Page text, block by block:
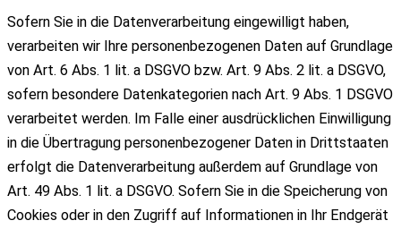
Sofern Sie in die Datenverarbeitung eingewilligt haben,
verarbeiten wir Ihre personenbezogenen Daten auf Grundlage
von Art. 6 Abs. 1 lit. a DSGVO bzw. Art. 9 Abs. 2 lit. a DSGVO,
sofern besondere Datenkategorien nach Art. 9 Abs. 1 DSGVO
verarbeitet werden. Im Falle einer ausdrücklichen Einwilligung
in die Übertragung personenbezogener Daten in Drittstaaten
erfolgt die Datenverarbeitung außerdem auf Grundlage von
Art. 49 Abs. 1 lit. a DSGVO. Sofern Sie in die Speicherung von
Cookies oder in den Zugriff auf Informationen in Ihr Endgerät